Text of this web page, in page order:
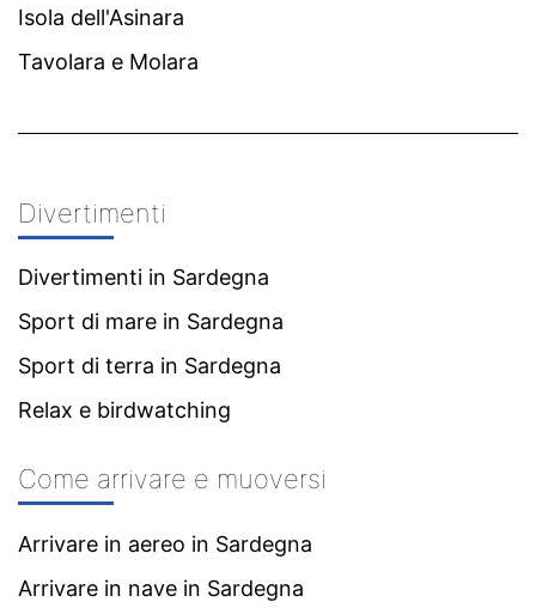
Isola dell'Asinara
Tavolara e Molara
Divertimenti
Divertimenti in Sardegna
Sport di mare in Sardegna
Sport di terra in Sardegna
Relax e birdwatching
Come arrivare e muoversi
Arrivare in aereo in Sardegna
Arrivare in nave in Sardegna